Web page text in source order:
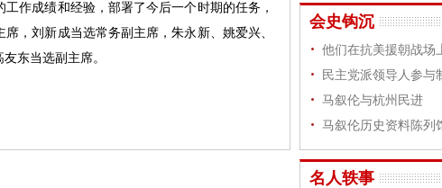
作成绩和经验，部署了今后一个时期的任务，
，刘新成当选常务副主席，朱永新、姚爱兴、
东当选副主席。
会史钩沉
他们在抗美援朝战场
民主党派领导人参与
马叙伦与杭州民进
马叙伦历史资料陈列
名人轶事